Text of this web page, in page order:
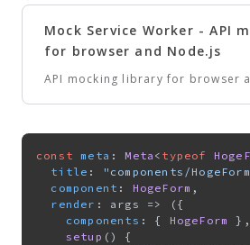
Mock Service Worker - API
for browser and Node.js
API mocking library for browser
const meta : Meta < typeof
title : "components/
component : HogeForm ,
render : args =>
({
components : { HogeForm
},
setup ( ) {